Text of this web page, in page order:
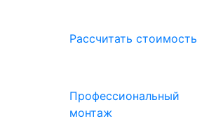
Расcчитать стоимость
Профессиональный
монтаж